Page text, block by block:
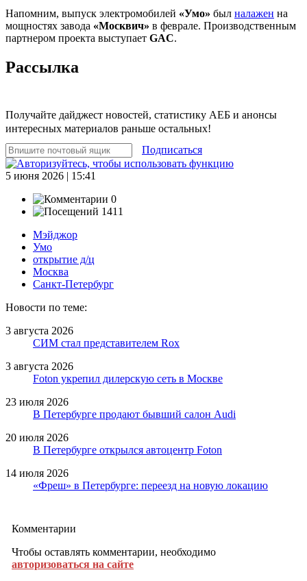
Напомним, выпуск электромобилей «Умо» был налажен на
мощностях завода «Москвич» в феврале. Производственным
партнером проекта выступает GAC.
Рассылка
Получайте дайджест новостей, статистику АЕБ и анонсы
интересных материалов раньше остальных!
Подписаться
5 июня 2026 | 15:41
0
1411
Мэйджор
Умо
открытие д/ц
Москва
Санкт-Петербург
Новости по теме:
3 августа 2026
СИМ стал представителем Rox
3 августа 2026
Foton укрепил дилерскую сеть в Москве
23 июля 2026
В Петербурге продают бывший салон Audi
20 июля 2026
В Петербурге открылся автоцентр Foton
14 июля 2026
«Фреш» в Петербурге: переезд на новую локацию
Комментарии
Чтобы оставлять комментарии, необходимо
авторизоваться на сайте